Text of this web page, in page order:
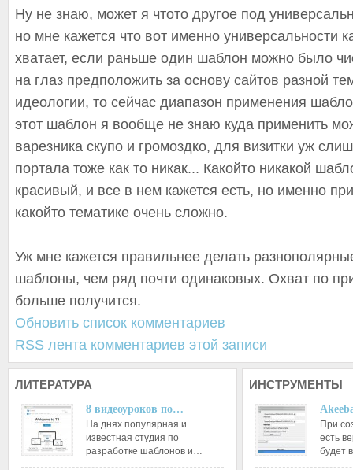
Ну не знаю, может я чтото другое под
но мне кажется что вот именно универсальности
хватает, если раньше один шаблон можно было
на глаз предположить за основу сайтов разной
идеологии, то сейчас диапазон применения
этот шаблон я вообще не знаю куда применить
варезника скупо и громоздко, для визитки уж
портала тоже как то никак... Какойто никакой
красивый, и все в нем кажется есть, но именно
какойто тематике очень сложно.
Уж мне кажется правильнее делать
шаблоны, чем ряд почти одинаковых. Охват по
больше получится.
Обновить список комментариев
RSS лента комментариев этой записи
ЛИТЕРАТУРА
8 видеоуроков по…
На днях популярная и
известная студия по
разработке шаблонов и…
ИНСТРУМЕНТЫ
При
есть
будет